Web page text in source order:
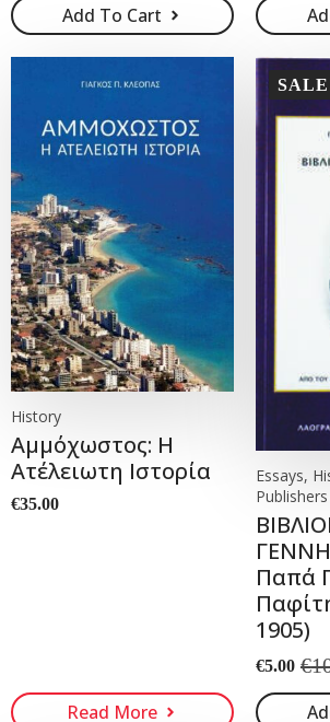
Add To Cart
was:
€20.00.
is:
€15.00.
History
Αμμόχωστος: Η
Ατέλειωτη Ιστορία
€35.00
Read More
Essays,
Publishers
Παπά
1905)
€
Original
price
was:
€5.00
Current
price
is: